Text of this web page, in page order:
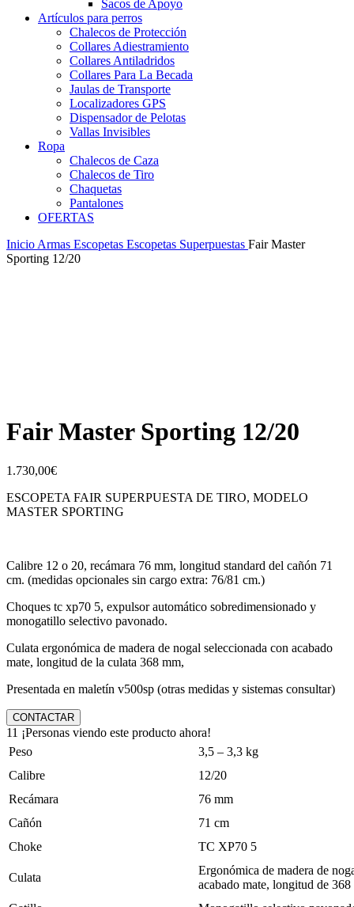
Sacos de Apoyo
Artículos para perros
Chalecos de Protección
Collares Adiestramiento
Collares Antiladridos
Collares Para La Becada
Jaulas de Transporte
Localizadores GPS
Dispensador de Pelotas
Vallas Invisibles
Ropa
Chalecos de Caza
Chalecos de Tiro
Chaquetas
Pantalones
OFERTAS
Inicio Armas Escopetas Escopetas Superpuestas Fair Master
Sporting 12/20
Fair Master Sporting 12/20
1.730,00€
ESCOPETA FAIR SUPERPUESTA DE TIRO, MODELO
MASTER SPORTING
Calibre 12 o 20, recámara 76 mm, longitud standard del cañón 71
cm. (medidas opcionales sin cargo extra: 76/81 cm.)
Choques tc xp70 5, expulsor automático sobredimensionado y
monogatillo selectivo pavonado.
Culata ergonómica de madera de nogal seleccionada con acabado
mate, longitud de la culata 368 mm,
Presentada en maletín v500sp (otras medidas y sistemas consultar)
CONTACTAR
11 ¡Personas viendo este producto ahora!
Peso
3,5 – 3,3 kg
Calibre
12/20
Recámara
76 mm
Cañón
71 cm
Choke
TC XP70 5
Culata
Ergonómica de madera de
acabado mate, longitud de 368